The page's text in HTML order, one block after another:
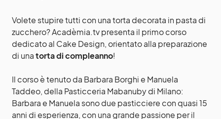
Volete stupire tutti con una torta decorata in pasta di
zucchero? Acadèmia.tv presenta il primo corso
dedicato al Cake Design, orientato alla preparazione
di unatorta di compleanno!
Il corso è tenuto da Barbara Borghi e Manuela
Taddeo, della Pasticceria Mabanuby di Milano:
Barbara e Manuela sono due pasticciere con quasi 15
anni di esperienza, con una grande passione per il